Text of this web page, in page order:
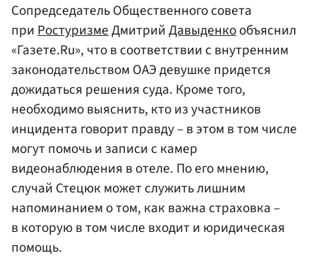
Сопредседатель Общественного совета
приРостуризмеДмитрийДавыденкообъяснил
«Газете.Ru», что в соответствии с внутренним
законодательством ОАЭ девушке придется
дожидаться решения суда. Кроме того,
необходимо выяснить, кто из участников
инцидента говорит правду – в этом в том числе
могут помочь и записи с камер
видеонаблюдения в отеле. По его мнению,
случай Стецюк может служить лишним
напоминанием о том, как важна страховка –
в которую в том числе входит и юридическая
помощь.